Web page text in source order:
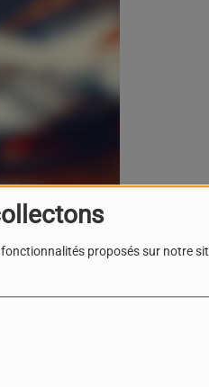
proposés sur notre